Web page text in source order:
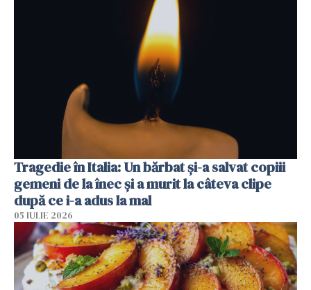
Tragedie în Italia: Un bărbat și-a salvat copiii
gemeni de la înec și a murit la câteva clipe
după ce i-a adus la mal
05 IULIE 2026